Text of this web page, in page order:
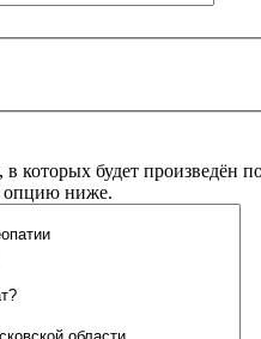
которых будет произведён
опцию ниже.